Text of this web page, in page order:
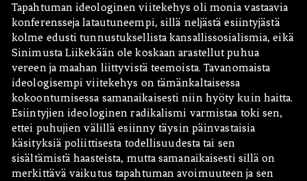
Tapahtuman ideologinen viitekehys oli monia vastaavia
konferensseja latautuneempi, sillä neljästä esiintyjästä
kolme edusti tunnustuksellista kansallissosialismia, eikä
Sinimusta Liikekään ole koskaan arastellut puhua
vereen ja maahan liittyvistä teemoista. Tavanomaista
ideologisempi viitekehys on tämänkaltaisessa
kokoontumisessa samanaikaisesti niin hyöty kuin haitta.
Esiintyjien ideologinen radikalismi varmistaa toki sen,
ettei puhujien välillä esiinny täysin päinvastaisia
käsityksiä poliittisesta todellisuudesta tai sen
sisältämistä haasteista, mutta samanaikaisesti sillä on
merkittävä vaikutus tapahtuman avoimuuteen ja sen